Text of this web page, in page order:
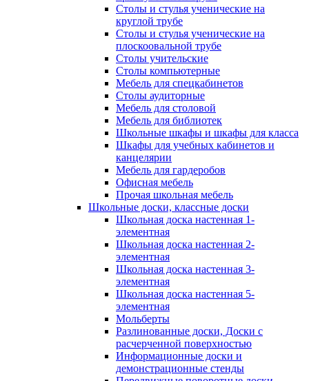
Столы и стулья ученические на
круглой трубе
Столы и стулья ученические на
плоскоовальной трубе
Столы учительские
Столы компьютерные
Мебель для спецкабинетов
Столы аудиторные
Мебель для столовой
Мебель для библиотек
Школьные шкафы и шкафы для класса
Шкафы для учебных кабинетов и
канцелярии
Мебель для гардеробов
Офисная мебель
Прочая школьная мебель
Школьные доски, классные доски
Школьная доска настенная 1-
элементная
Школьная доска настенная 2-
элементная
Школьная доска настенная 3-
элементная
Школьная доска настенная 5-
элементная
Мольберты
Разлинованные доски, Доски с
расчерченной поверхностью
Информационные доски и
демонстрационные стенды